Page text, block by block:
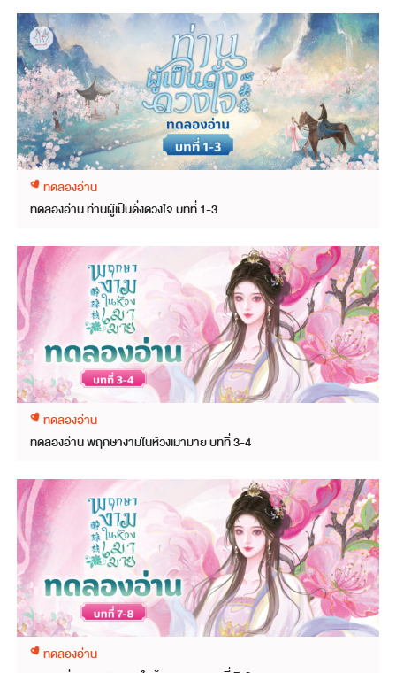
ทดลองอ่าน
ทดลองอ่าน ท่านผู้เป็นดั่งดวงใจ บทที่ 1-3
ทดลองอ่าน
ทดลองอ่าน พฤกษางามในห้วงเมามาย บทที่ 3-4
ทดลองอ่าน